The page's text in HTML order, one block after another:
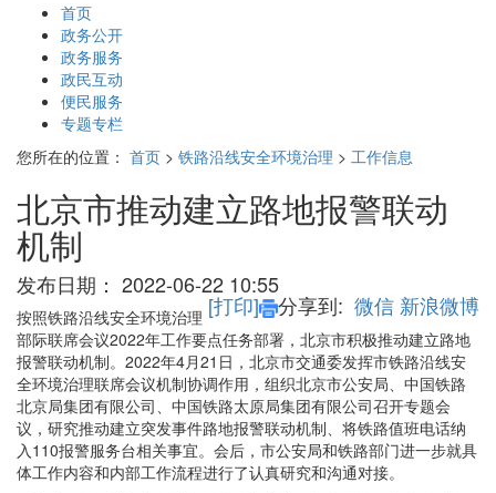
首页
政务公开
政务服务
政民互动
便民服务
专题专栏
您所在的位置： 首页 > 铁路沿线安全环境治理 > 工作信息
北京市推动建立路地报警联动
机制
发布日期： 2022-06-22 10:55
[打印] 分享到: 微信 新浪微博
按照铁路沿线安全环境治理
部际联席会议2022年工作要点任务部署，北京市积极推动建立路地
报警联动机制。2022年4月21日，北京市交通委发挥市铁路沿线安
全环境治理联席会议机制协调作用，组织北京市公安局、中国铁路
北京局集团有限公司、中国铁路太原局集团有限公司召开专题会
议，研究推动建立突发事件路地报警联动机制、将铁路值班电话纳
入110报警服务台相关事宜。会后，市公安局和铁路部门进一步就具
体工作内容和内部工作流程进行了认真研究和沟通对接。